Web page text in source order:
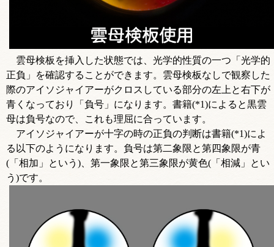
雲母検板を挿入した状態では、光学的性質の一つ「光学的
正負」を確認することができます。雲母検板なしで観察した
際のアイソジャイアーがクロスしている部分の左上と右下が
青くなっており「負号」になります。書籍(*1)によると黒雲
母は負号なので、これも理屈に合っています。
アイソジャイアーが十字の時の正負の判断は書籍(*1)によ
る以下のようになります。負号は第二象限と第四象限が青
(「相加」という)、第一象限と第三象限が黄色(「相減」とい
う)です。